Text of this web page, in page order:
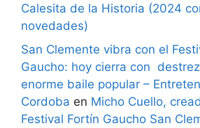
Calesita de la Historia (2024
novedades)
San Clemente vibra con el
Gaucho: hoy cierra con
enorme baile popular –
Cordoba en Micho Cuello,
Festival Fortín Gaucho San